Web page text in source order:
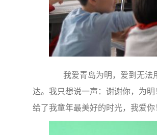
我爱青岛为明，爱到无法
达。我只想说一声：谢谢你，为明
给了我童年最美好的时光，我爱你！